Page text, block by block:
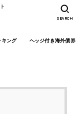
ング ヘッジ付き海外債
SEARCH